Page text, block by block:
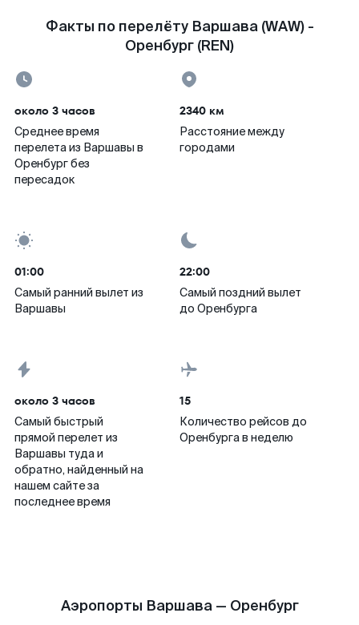
Факты по перелёту Варшава (WAW) -
Оренбург (REN)
около 3 часов
Среднее время
перелета из Варшавы в
Оренбург без
пересадок
2340 км
Расстояние между
городами
01:00
Самый ранний вылет из
Варшавы
22:00
Самый поздний вылет
до Оренбурга
около 3 часов
Самый быстрый
прямой перелет из
Варшавы туда и
обратно, найденный на
нашем сайте за
последнее время
15
Количество рейсов до
Оренбурга в неделю
Аэропорты Варшава — Оренбург